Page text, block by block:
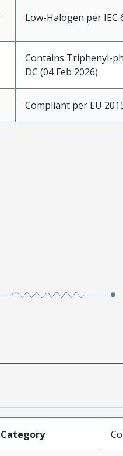
Low-Halogen per IEC
Contains Triphenyl-
DC (04 Feb 2026)
Compliant per EU